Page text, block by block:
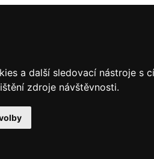
a další sledovací nástroje s
zdroje návštěvnosti.